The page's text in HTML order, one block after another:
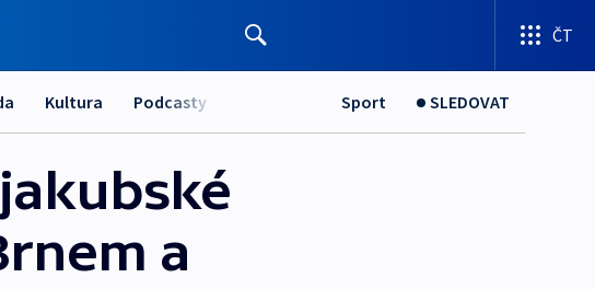
ČT
Kultura Podcasty Sport SLEDOVAT
a